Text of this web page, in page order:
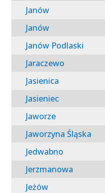
Janów
Janów
Janów Podlaski
Jaraczewo
Jasienica
Jasieniec
Jaworze
Jaworzyna Śląska
Jedwabno
Jerzmanowa
Jeżów